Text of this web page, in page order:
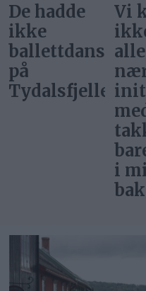
De hadde
ikke
ballettdansere
på
Tydalsfjellet
Vi
i